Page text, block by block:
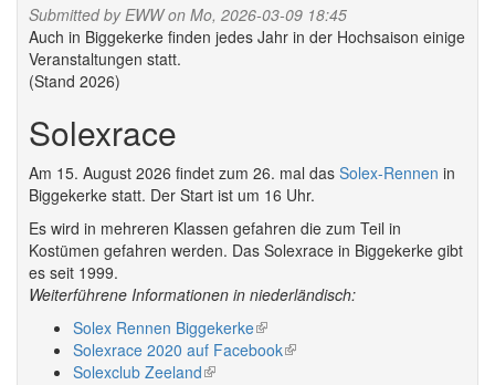
Submitted byEWWon Mo, 2026-03-09 18:45
Auch in Biggekerke finden jedes Jahr in der Hochsaison einige
Veranstaltungen statt.
(Stand 2026)
Solexrace
Am 15. August 2026 findet zum 26. mal das Solex-Rennen in
Biggekerke statt. Der Start ist um 16 Uhr.
Es wird in mehreren Klassen gefahren die zum Teil in
Kostümen gefahren werden. Das Solexrace in Biggekerke gibt
es seit 1999.
Weiterführene Informationen in niederländisch:
Solex Rennen Biggekerke(link
is
Solexrace 2020 auf Facebook(link
Solexclub Zeeland(link